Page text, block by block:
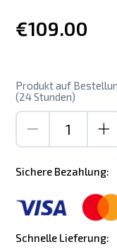
€109.00
Produkt auf
(24 Stunden)
Sichere Bezahlung:
Schnelle Lieferung: